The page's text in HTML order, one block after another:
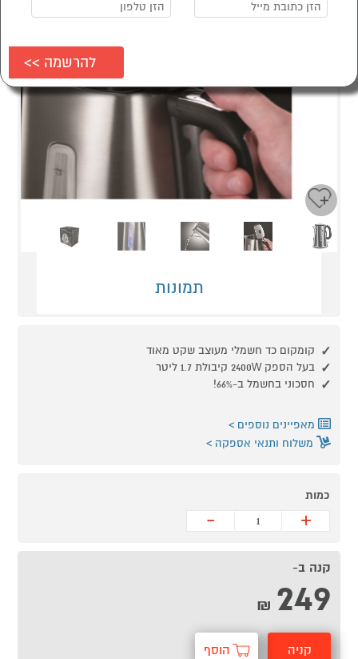
תמונות
קומקום כד חשמלי מעוצב שקט מאוד
בעל הספק 2400W קיבולת 1.7 ליטר
חסכוני בחשמל ב-66%!
מאפיינים נוספים
משלוח ותנאי אספקה
כמות
+
-
קנה ב-
249
₪
קניה הוסף